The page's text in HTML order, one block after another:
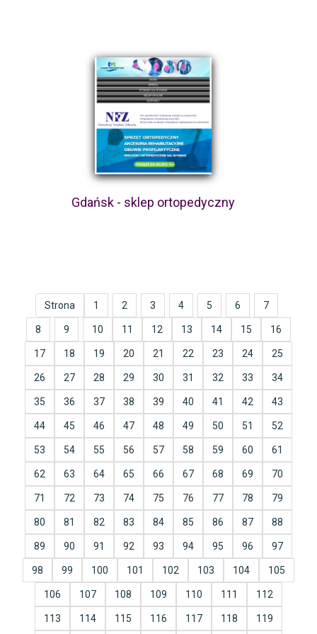
Gdańsk - sklep ortopedyczny
Strona 1 2 3 4 5 6 7
8 9 10 11 12 13 14 15 16
17 18 19 20 21 22 23 24 25
26 27 28 29 30 31 32 33 34
35 36 37 38 39 40 41 42 43
44 45 46 47 48 49 50 51 52
53 54 55 56 57 58 59 60 61
62 63 64 65 66 67 68 69 70
71 72 73 74 75 76 77 78 79
80 81 82 83 84 85 86 87 88
89 90 91 92 93 94 95 96 97
98 99 100 101 102 103 104 105
106 107 108 109 110 111 112
113 114 115 116 117 118 119